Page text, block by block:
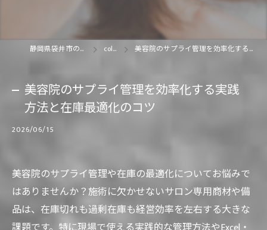
静岡県袋井市の美容院なら'ele column 美容院のサプライ管理を効率化する実践方法と在庫最適化のコツ
美容院のサプライ管理を効率化する実践
方法と在庫最適化のコツ
2026/06/15
美容院のサプライ管理や在庫の最適化についてお悩みで
はありませんか？施術に欠かせないサロン専用商材や備
品は、在庫切れも過剰在庫も経営効率を左右する大きな